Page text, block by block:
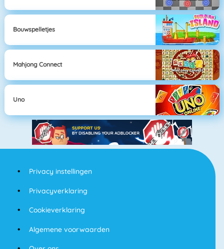
Bouwspelletjes
Mahjong Connect
Uno
Privacy instellingen
Privacyverklaring
Cookieverklaring
Algemene voorwaarden